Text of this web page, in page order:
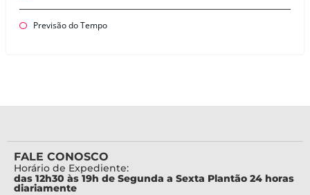
Previsão do Tempo
FALE CONOSCO
Horário de Expediente:
das 12h30 às 19h de Segunda a Sexta Plantão 24 horas
diariamente